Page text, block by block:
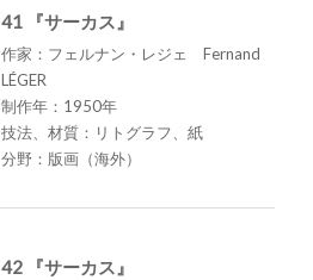
41 『サーカス』
作家：フェルナン・レジェ Fernand
LÉGER
制作年：1950年
技法、材質：リトグラフ、紙
分野：版画（海外）
42 『サーカス』